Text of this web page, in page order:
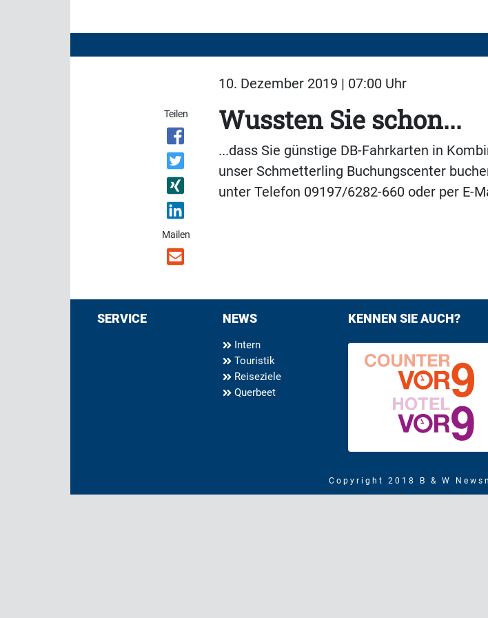
10. Dezember 2019 | 07:00 Uhr
Teilen
Mailen
Wussten Sie schon...
...dass Sie günstige DB-Fahrkarten in
unser Schmetterling Buchungscenter
unter Telefon 09197/6282-660 oder per E-
SERVICE NEWS
Intern
Touristik
Reiseziele
Querbeet
KENNEN SIE AUCH?
Copyright 2018 B & W